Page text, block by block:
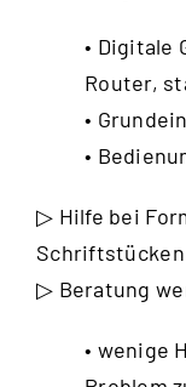
• Digitale
Router,
•
•
▷ Hilfe bei
Schriftstücken
▷ Beratung
• wenige